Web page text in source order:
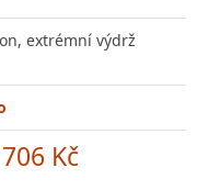
extrémní výdrž
Kč